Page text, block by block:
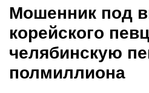
Мошенник под
корейского
челябинскую
полмиллиона